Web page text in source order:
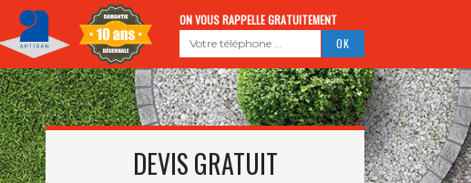
ON VOUS RAPPELLE GRATUITEMENT
DEVIS GRATUIT